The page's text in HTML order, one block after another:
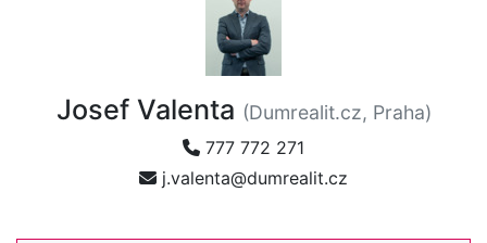
Josef Valenta (Dumrealit.cz, Praha)
777 772 271
j.valenta@dumrealit.cz